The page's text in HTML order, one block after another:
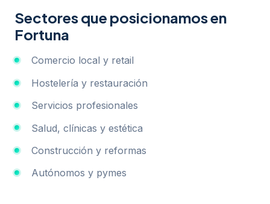
Sectores que posicionamos en
Fortuna
Comercio local y retail
Hostelería y restauración
Servicios profesionales
Salud, clínicas y estética
Construcción y reformas
Autónomos y pymes